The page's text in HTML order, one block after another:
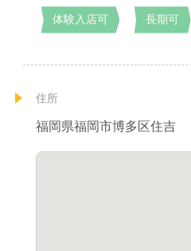
体験入店可 長期可
住所
福岡県福岡市博多区住吉